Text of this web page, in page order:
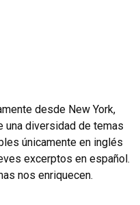
desde New York,
una diversidad de temas
únicamente en inglés
excerptos en español.
nos enriquecen.